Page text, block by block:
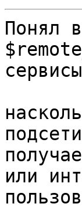
Понял
подсети
или